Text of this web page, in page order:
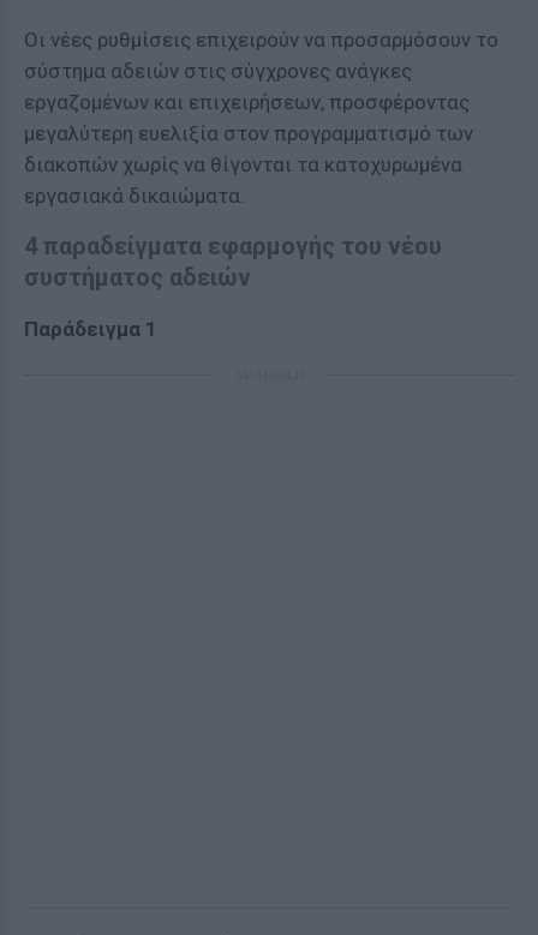
Οι νέες ρυθμίσεις επιχειρούν να προσαρμόσουν το
σύστημα αδειών στις σύγχρονες ανάγκες
εργαζομένων και επιχειρήσεων, προσφέροντας
μεγαλύτερη ευελιξία στον προγραμματισμό των
διακοπών χωρίς να θίγονται τα κατοχυρωμένα
εργασιακά δικαιώματα.
4 παραδείγματα εφαρμογής του νέου
συστήματος αδειών
Παράδειγμα 1